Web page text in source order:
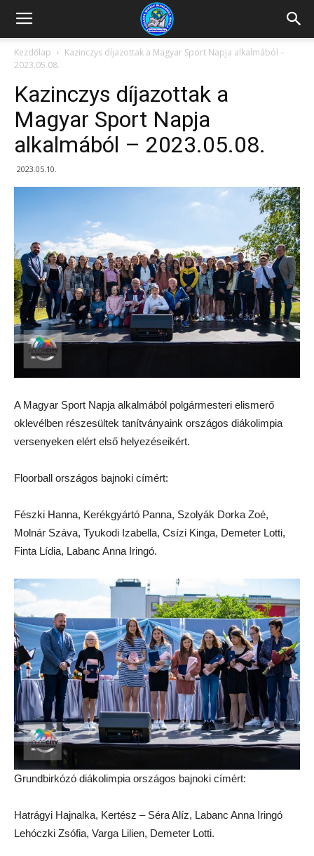
Kazincbarcikai
Pollack
Mihály
Iskola
Kezdőlap
Kazinczys díjazottak a Magyar Sport Napja alkalmából –
2023.05.08.
Kazinczys díjazottak a
Magyar Sport Napja
alkalmából – 2023.05.08.
2023.05.10.
A Magyar Sport Napja alkalmából polgármesteri elismerő
oklevélben részesültek tanítványaink országos diákolimpia
versenyeken elért első helyezéseikért.
Floorball országos bajnoki címért:
Fészki Hanna, Kerékgyártó Panna, Szolyák Dorka Zoé,
Molnár Száva, Tyukodi Izabella, Csízi Kinga, Demeter Lotti,
Finta Lídia, Labanc Anna Iringó.
Grundbirkózó diákolimpia országos bajnoki címért:
Hatrágyi Hajnalka, Kertész – Séra Alíz, Labanc Anna Iringó
Lehóczki Zsófia, Varga Lilien, Demeter Lotti.